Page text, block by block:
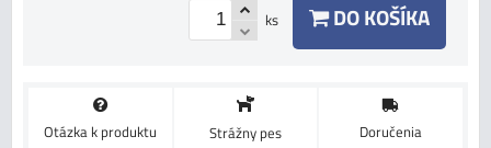
ks DO KOŠÍKA
Otázka k produktu Strážny pes Doručenia